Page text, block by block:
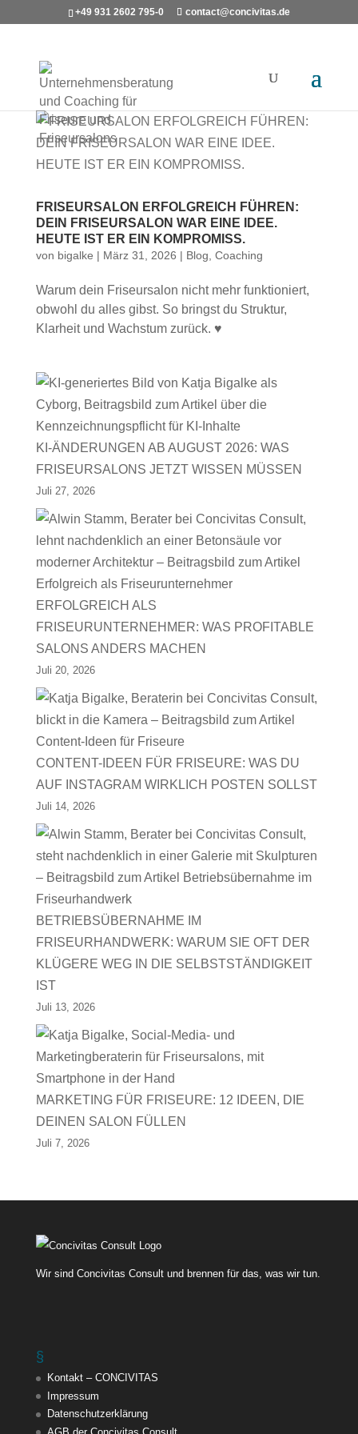
+49 931 2602 795-0 contact@concivitas.de
FRISEURSALON ERFOLGREICH FÜHREN:
DEIN FRISEURSALON WAR EINE IDEE.
HEUTE IST ER EIN KOMPROMISS.
von bigalke | März 31, 2026 | Blog Coaching
Warum dein Friseursalon nicht mehr funktioniert,
obwohl du alles gibst. So bringst du Struktur,
Klarheit und Wachstum zurück. ♥
KI-ÄNDERUNGEN AB AUGUST 2026: WAS
FRISEURSALONS JETZT WISSEN MÜSSEN
Juli 27, 2026
ERFOLGREICH ALS
FRISEURUNTERNEHMER: WAS PROFITABLE
SALONS ANDERS MACHEN
Juli 20, 2026
CONTENT-IDEEN FÜR FRISEURE: WAS DU
AUF INSTAGRAM WIRKLICH POSTEN SOLLST
Juli 14, 2026
BETRIEBSÜBERNAHME IM
FRISEURHANDWERK: WARUM SIE OFT DER
KLÜGERE WEG IN DIE SELBSTSTÄNDIGKEIT
IST
Juli 13, 2026
MARKETING FÜR FRISEURE: 12 IDEEN, DIE
DEINEN SALON FÜLLEN
Juli 7, 2026
Wir sind Concivitas Consult und brennen für das, was wir tun.
§
Kontakt – CONCIVITAS
Impressum
Datenschutzerklärung